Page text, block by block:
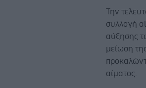
Την
συλλογή
αύξησης
μείωση
αίματος.